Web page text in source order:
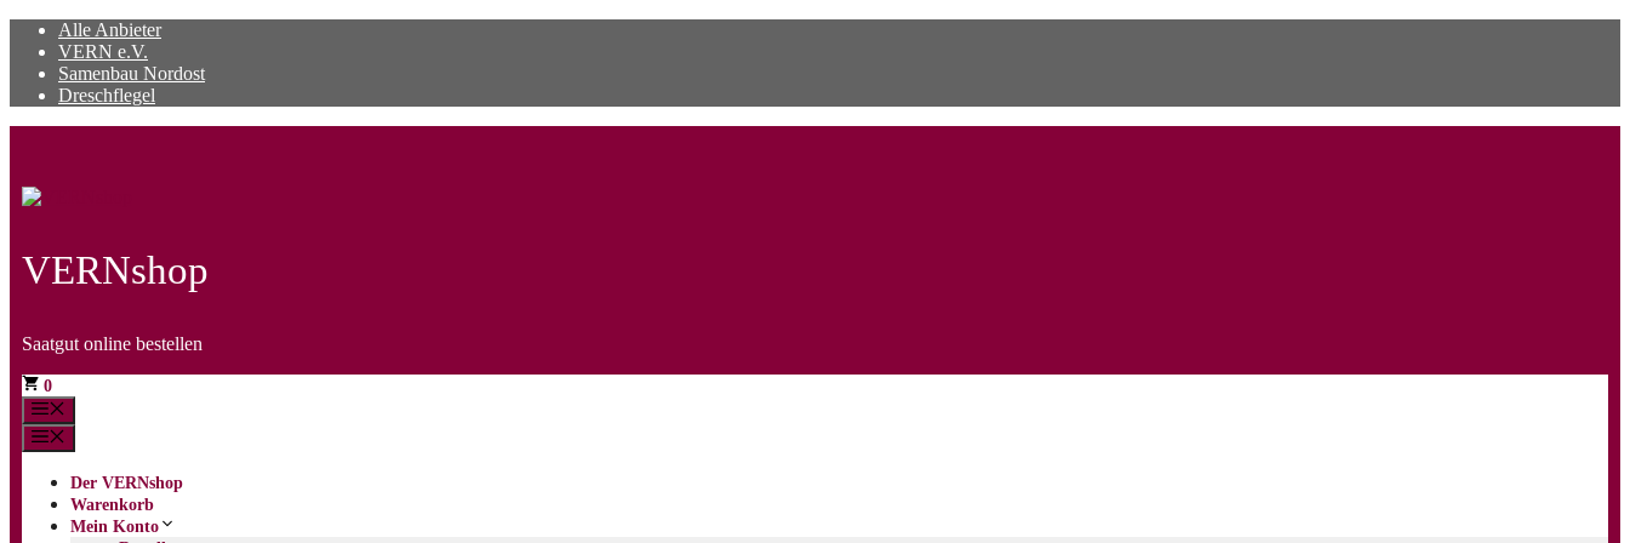
Zum
Inhalt
springen
Alle Anbieter
VERN e.V.
Samenbau Nordost
Dreschflegel
VERNshop
Saatgut online bestellen
0
Der VERNshop
Warenkorb
Mein Konto